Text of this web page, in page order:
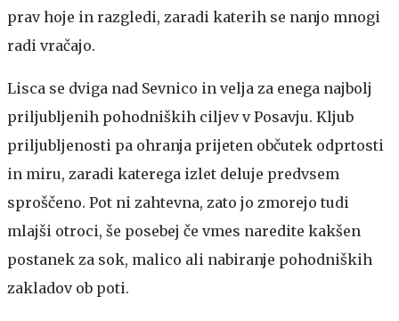
prav hoje in razgledi, zaradi katerih se nanjo mnogi
radi vračajo.
Lisca se dviga nad Sevnico in velja za enega najbolj
priljubljenih pohodniških ciljev v Posavju. Kljub
priljubljenosti pa ohranja prijeten občutek odprtosti
in miru, zaradi katerega izlet deluje predvsem
sproščeno. Pot ni zahtevna, zato jo zmorejo tudi
mlajši otroci, še posebej če vmes naredite kakšen
postanek za sok, malico ali nabiranje pohodniških
zakladov ob poti.